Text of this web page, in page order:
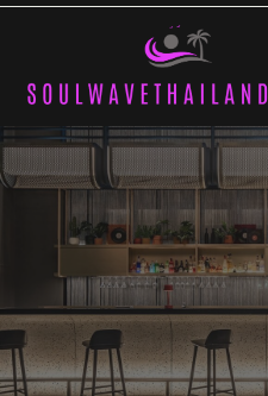
Skip